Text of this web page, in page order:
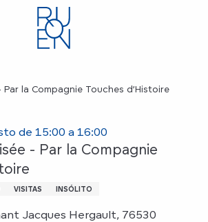
la Compagnie Touches d’Histoire
de 15:00 a 16:00
- Par la Compagnie
VISITAS INSÓLITO
Jacques Hergault, 76530